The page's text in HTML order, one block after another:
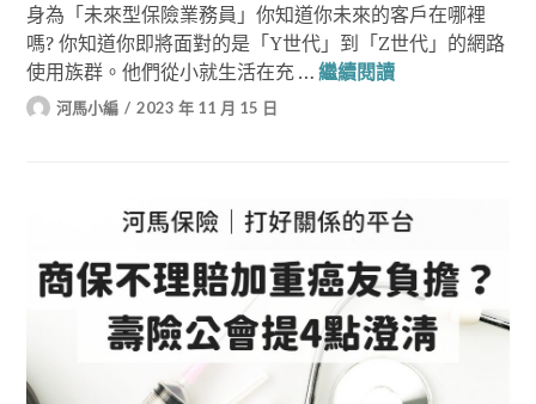
身為「未來型保險業務員」你知道你未來的客戶在哪裡
嗎? 你知道你即將面對的是「Y世代」到「Z世代」的網路
使用族群。他們從小就生活在充 …繼續閱讀透過數位3功能
河馬小編 2023 年 11 月 15 日